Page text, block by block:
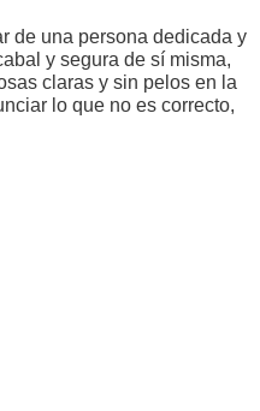
de una persona dedicada y
y segura de sí misma,
claras y sin pelos en la
lo que no es correcto,